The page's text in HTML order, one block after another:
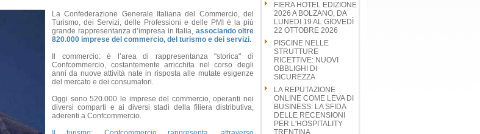
La Confederazione Generale Italiana del Commercio, del
Turismo, dei Servizi, delle Professioni e delle PMI è la più
grande rappresentanza d’impresa in Italia, associando oltre
820.000 imprese del commercio, del turismo e dei servizi.
Il commercio: è l’area di rappresentanza "storica" di
Confcommercio, costantemente arricchita nel corso degli
anni da nuove attività nate in risposta alle mutate esigenze
del mercato e dei consumatori.
Oggi sono 520.000 le imprese del commercio, operanti nei
diversi comparti e ai diversi stadi della filiera distributiva,
aderenti a Confcommercio.
FIERA HOTEL EDIZIONE
2026 A BOLZANO, DA
LUNEDI 19 AL GIOVEDÌ
22 OTTOBRE 2026
PISCINE NELLE
STRUTTURE
RICETTIVE: NUOVI
OBBLIGHI DI
SICUREZZA
LA REPUTAZIONE
ONLINE COME LEVA DI
BUSINESS: LA SFIDA
DELLE RECENSIONI
PER L'HOSPITALITY
TRENTINA